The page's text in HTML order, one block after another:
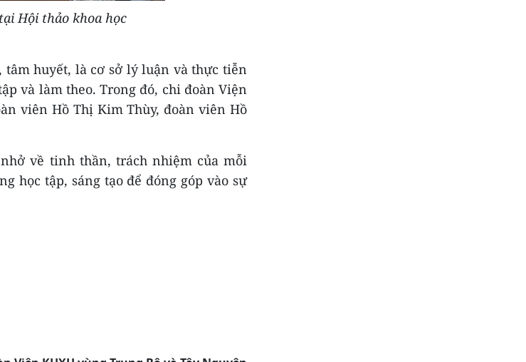
Hội thảo khoa học
huyết, là cơ sở lý luận và thực tiễn
và làm theo. Trong đó, chi đoàn Viện
viên Hồ Thị Kim Thùy, đoàn viên Hồ
về tinh thần, trách nhiệm của mỗi
học tập, sáng tạo để đóng góp vào sự